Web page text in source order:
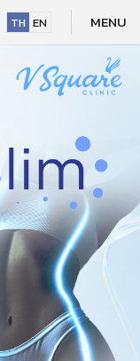
TH EN MENU